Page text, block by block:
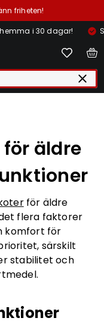
friheten!
i 30 dagar!
äldre
för äldre
flera faktorer
komfort för
särskilt
stabilitet och